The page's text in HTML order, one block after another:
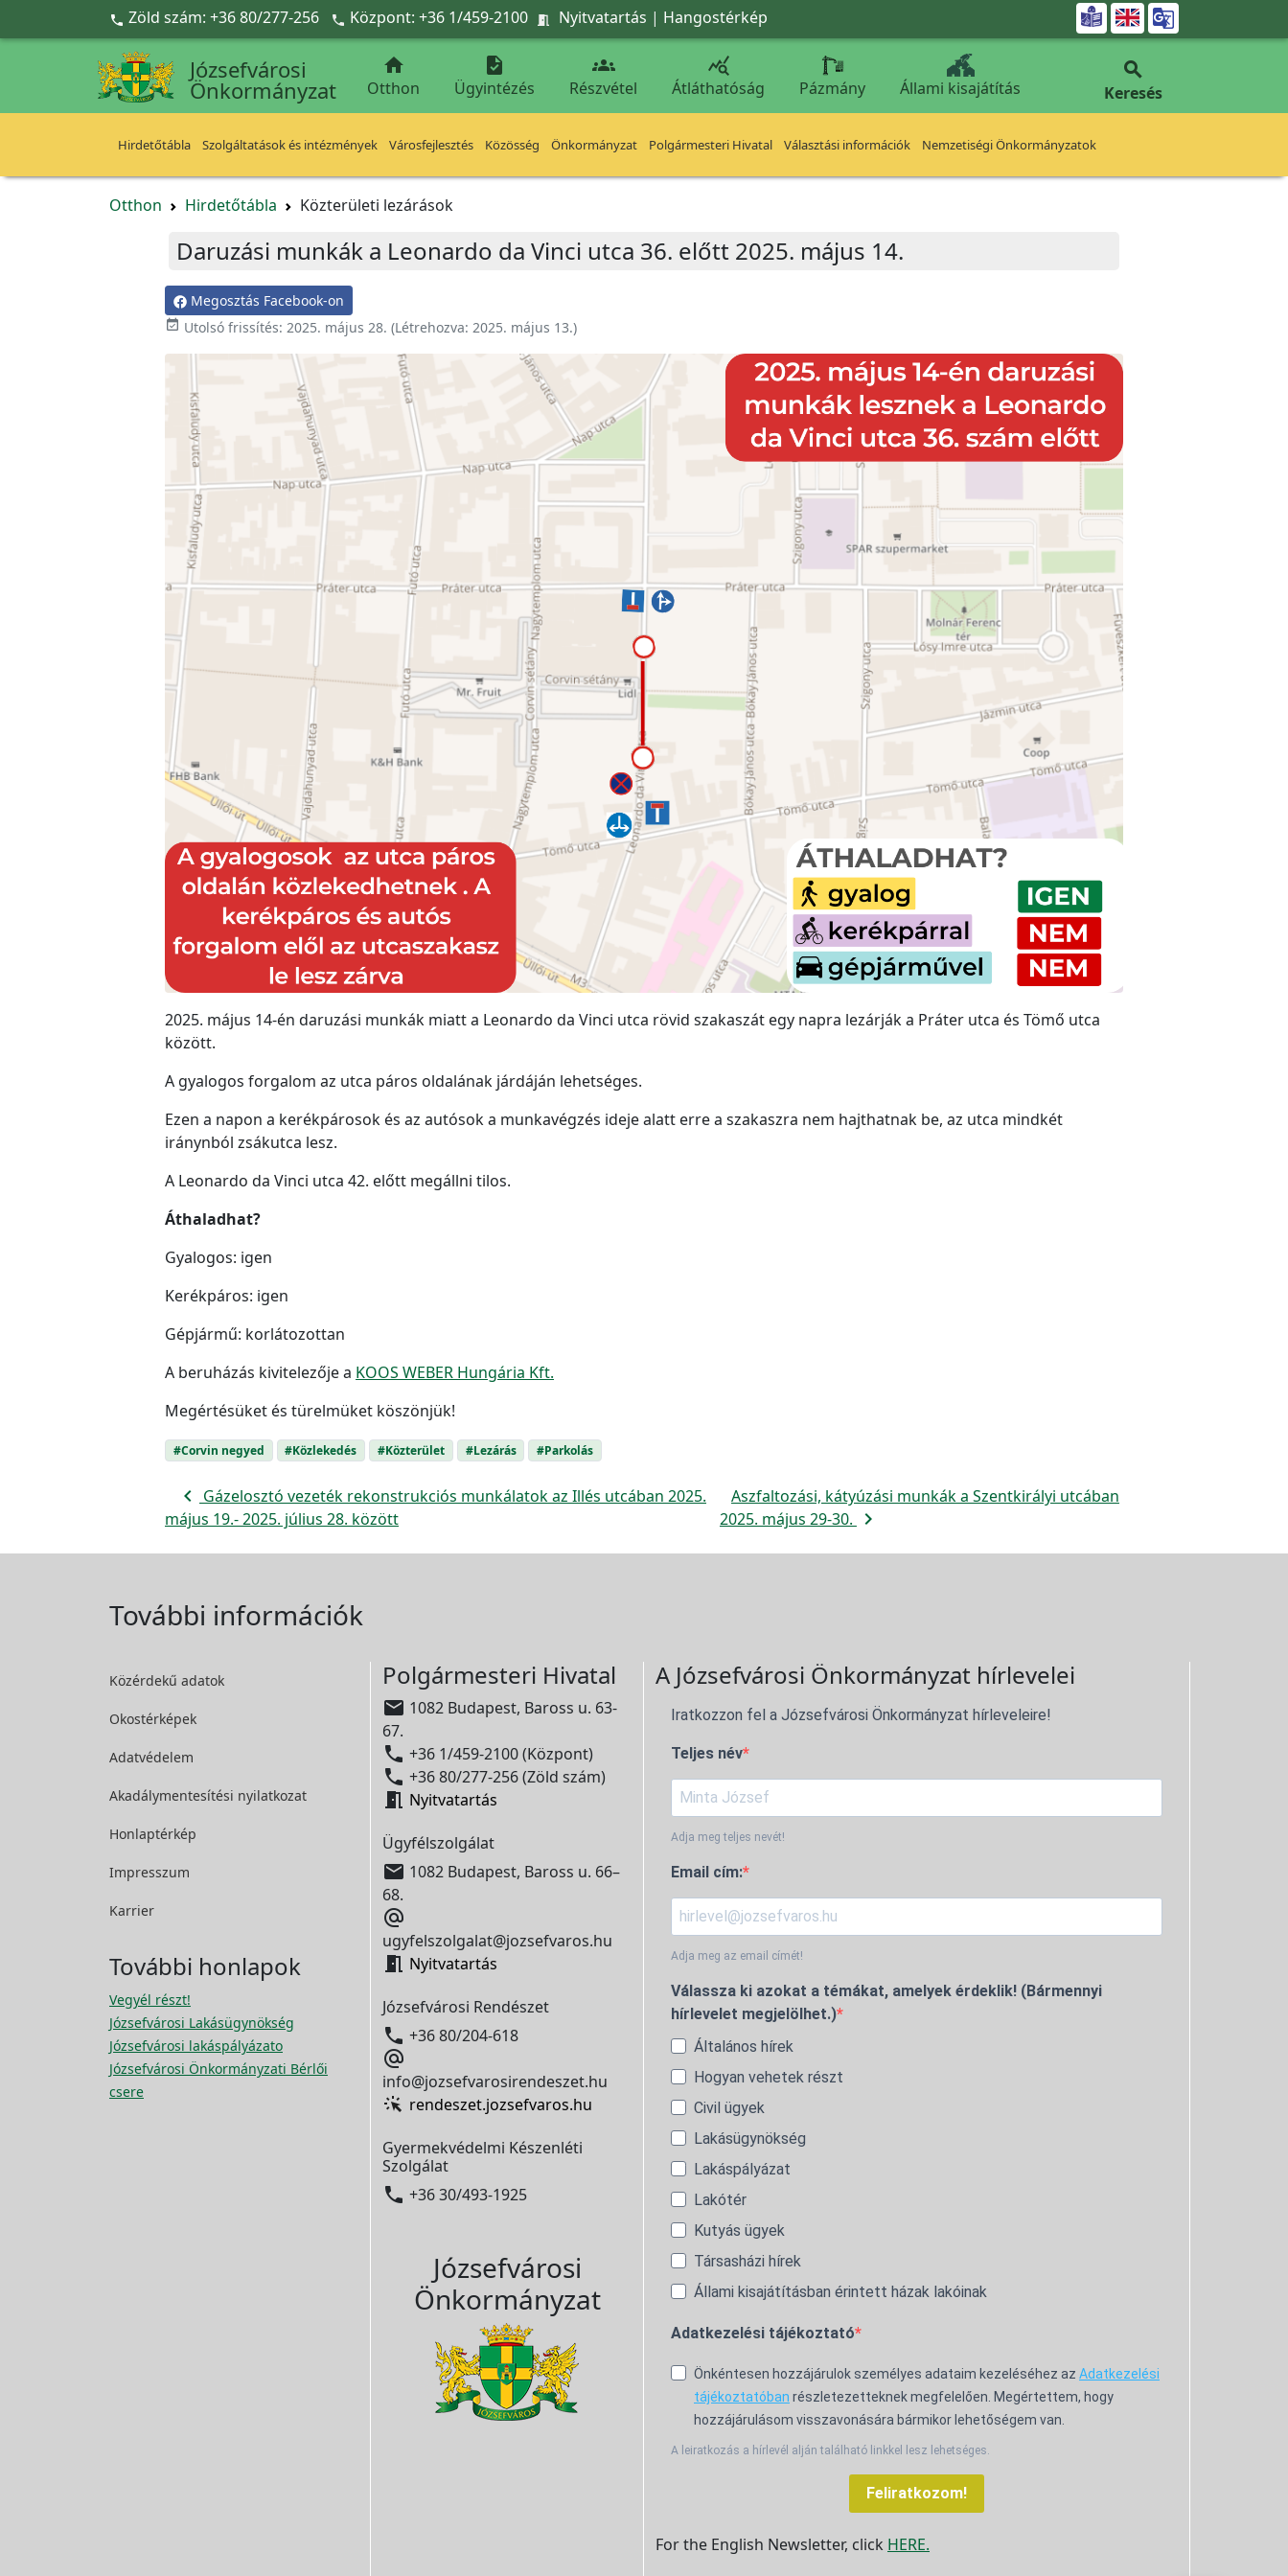
Ugrás a fő tartalomra
 Zöld szám: +36 80/277-256  Központ: +36 1/459-2100  Nyitvatartás | Hangostérkép 
Józsefvárosi
Önkormányzat

Otthon

Ügyintézés

Részvétel

Átláthatóság Pázmány Állami kisajátítás

Keresés
Hirdetőtábla Szolgáltatások és intézmények Városfejlesztés Közösség Önkormányzat Polgármesteri Hivatal Választási információk Nemzetiségi Önkormányzatok
Otthon Hirdetőtábla Közterületi lezárások
Daruzási munkák a Leonardo da Vinci utca 36. előtt 2025. május 14.
Megosztás Facebook-on
event_available Utolsó frissítés: 2025. május 28. (Létrehozva: 2025. május 13.)
2025. május 14-én daruzási munkák miatt a Leonardo da Vinci utca rövid szakaszát egy napra lezárják a Práter utca és Tömő utca
között.
A gyalogos forgalom az utca páros oldalának járdáján lehetséges.
Ezen a napon a kerékpárosok és az autósok a munkavégzés ideje alatt erre a szakaszra nem hajthatnak be, az utca mindkét
iránynból zsákutca lesz.
A Leonardo da Vinci utca 42. előtt megállni tilos.
Áthaladhat?
Gyalogos: igen
Kerékpáros: igen
Gépjármű: korlátozottan
A beruházás kivitelezője a KOOS WEBER Hungária Kft.
Megértésüket és türelmüket köszönjük!
#Corvin negyed #Közlekedés #Közterület #Lezárás #Parkolás
navigate_before Gázelosztó vezeték rekonstrukciós munkálatok az Illés utcában 2025.
május 19.- 2025. július 28. között
Aszfaltozási, kátyúzási munkák a Szentkirályi utcában
2025. május 29-30. navigate_next
További információk
Közérdekű adatok
Okostérképek
Adatvédelem
Akadálymentesítési nyilatkozat
Honlaptérkép
Impresszum
Karrier
További honlapok
Vegyél részt!
Józsefvárosi Lakásügynökség
Józsefvárosi lakáspályázato
Józsefvárosi Önkormányzati Bérlői
csere
Polgármesteri Hivatal
 1082 Budapest, Baross u. 63-
67.
 +36 1/459-2100 (Központ)
 +36 80/277-256 (Zöld szám)
 Nyitvatartás
Ügyfélszolgálat
 1082 Budapest, Baross u. 66–
68.

ugyfelszolgalat@jozsefvaros.hu
 Nyitvatartás
Józsefvárosi Rendészet
 +36 80/204-618

info@jozsefvarosirendeszet.hu
rendeszet.jozsefvaros.hu
Gyermekvédelmi Készenléti
Szolgálat
 +36 30/493-1925
Józsefvárosi
Önkormányzat
A Józsefvárosi Önkormányzat hírlevelei
Iratkozzon fel a Józsefvárosi Önkormányzat hírleveleire!
Teljes név
Adja meg teljes nevét!
Email cím:
Adja meg az email címét!
Válassza ki azokat a témákat, amelyek érdeklik! (Bármennyi
hírlevelet megjelölhet.)
Általános hírek
Hogyan vehetek részt
Civil ügyek
Lakásügynökség
Lakáspályázat
Lakótér
Kutyás ügyek
Társasházi hírek
Állami kisajátításban érintett házak lakóinak
Adatkezelési tájékoztató
Önkéntesen hozzájárulok személyes adataim kezeléséhez az Adatkezelési
tájékoztatóban részletezetteknek megfelelően. Megértettem, hogy
hozzájárulásom visszavonására bármikor lehetőségem van.
A leiratkozás a hírlevél alján található linkkel lesz lehetséges.
Feliratkozom!
For the English Newsletter, click HERE.